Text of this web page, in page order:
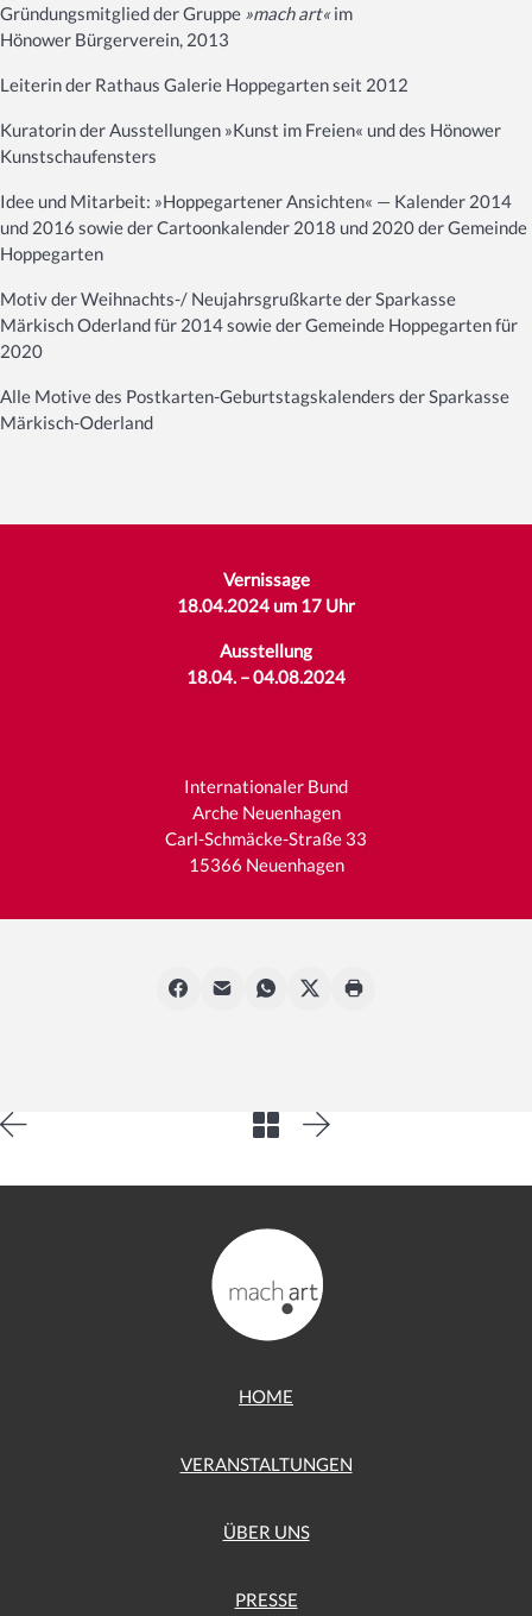
Gründungsmitglied der Gruppe »mach art«im
Hönower Bürgerverein, 2013
Leiterin der Rathaus Galerie Hoppegarten seit 2012
Kuratorin der Ausstellungen »Kunst im Freien« und des Hönower
Kunstschaufensters
Idee und Mitarbeit: »Hoppegartener Ansichten« — Kalender 2014
und 2016 sowie der Cartoonkalender 2018 und 2020 der Gemeinde
Hoppegarten
Motiv der Weihnachts-/ Neujahrsgrußkarte der Sparkasse
Märkisch Oderland für 2014 sowie der Gemeinde Hoppegarten für
2020
Alle Motive des Postkarten-Geburtstagskalenders der Sparkasse
Märkisch-Oderland
Vernissage
18.04.2024 um 17 Uhr
Ausstellung
18.04. – 04.08.2024
Internationaler Bund
Arche Neuenhagen
Carl-Schmäcke-Straße 33
15366 Neuenhagen
HOME
VERANSTALTUNGEN
ÜBER UNS
PRESSE